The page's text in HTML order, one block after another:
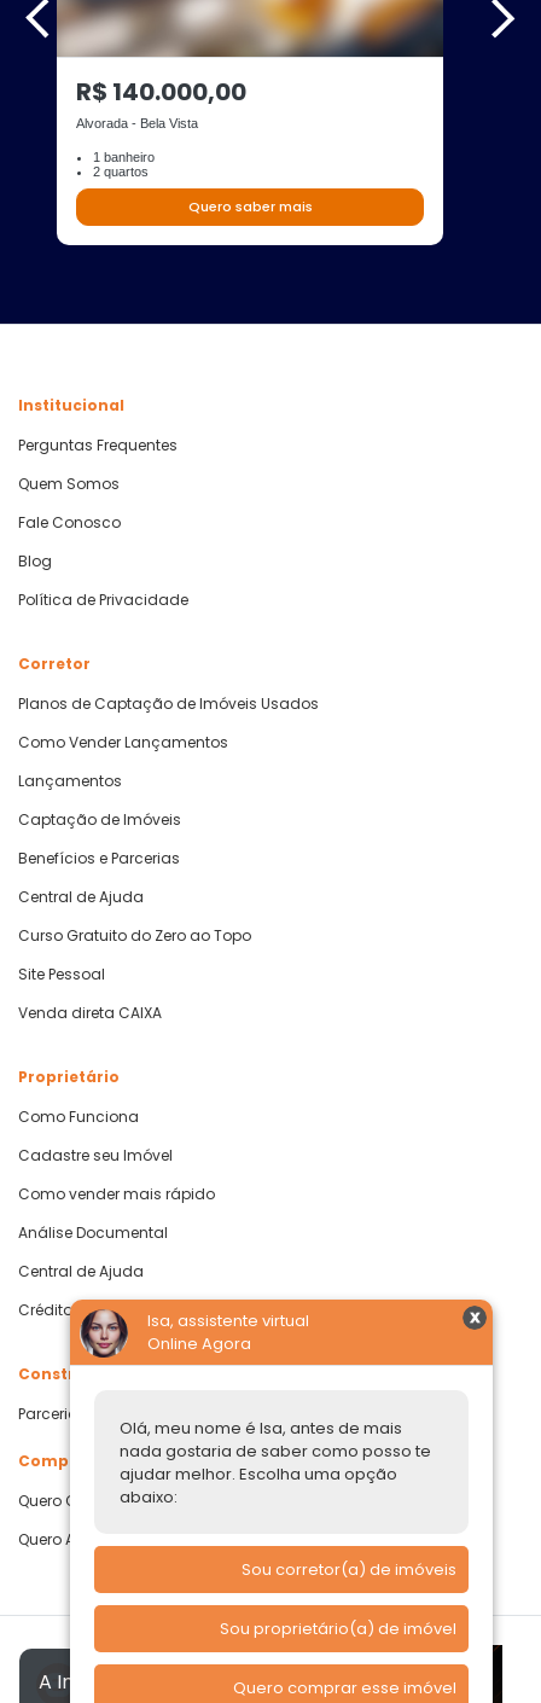
R$ 140.000,00
Alvorada - Bela Vista
1 banheiro
2 quartos
Quero saber mais
Isa, assistente virtual
Online Agora
Olá, meu nome é Isa, antes de mais
nada gostaria de saber como posso te
ajudar melhor. Escolha uma opção
abaixo:
Sou corretor(a) de imóveis
Sou proprietário(a) de imóvel
Quero comprar esse imóvel
Institucional
Perguntas Frequentes
Quem Somos
Fale Conosco
Blog
Política de Privacidade
Corretor
Planos de Captação de Imóveis Usados
Como Vender Lançamentos
Lançamentos
Captação de Imóveis
Benefícios e Parcerias
Central de Ajuda
Curso Gratuito do Zero ao Topo
Site Pessoal
Venda direta CAIXA
Proprietário
Como Funciona
Cadastre seu Imóvel
Como vender mais rápido
Análise Documental
Central de Ajuda
Crédito com Garantia de Imóvel
Construtoras
Parcerias Imobiliárias
Comprar ou alugar
Quero Comprar
Quero Alugar
A Imóvelp utiliza cookies para